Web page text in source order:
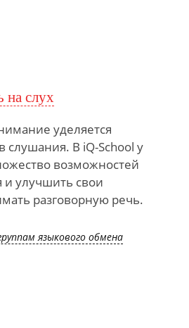
на слух
уделяется
слушания. В iQ-School у
возможностей
и улучшить свои
разговорную речь.
языкового обмена